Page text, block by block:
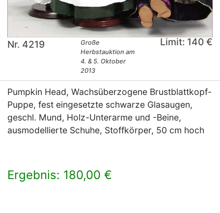
Nr. 4219
Große
Herbstauktion am
4. & 5. Oktober
2013
Limit: 140 €
Pumpkin Head, Wachsüberzogene Brustblattkopf-
Puppe, fest eingesetzte schwarze Glasaugen,
geschl. Mund, Holz-Unterarme und -Beine,
ausmodellierte Schuhe, Stoffkörper, 50 cm hoch
Ergebnis: 180,00 €